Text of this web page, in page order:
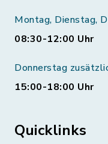
Montag, Dienstag,
08:30-12:00 Uhr
Donnerstag
15:00-18:00 Uhr
Quicklinks